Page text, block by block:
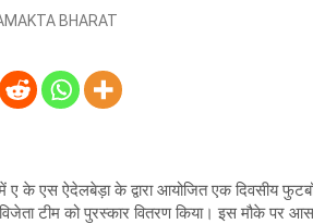
BHARAT
ए के एस ऐदेलबेड़ा के द्वारा आयोजित एक दिवसीय
टीम को पुरस्कार वितरण किया। इस मौके पर